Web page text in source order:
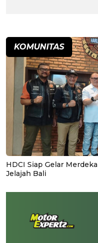
KOMUNITAS
HDCI Siap Gelar
Jelajah Bali